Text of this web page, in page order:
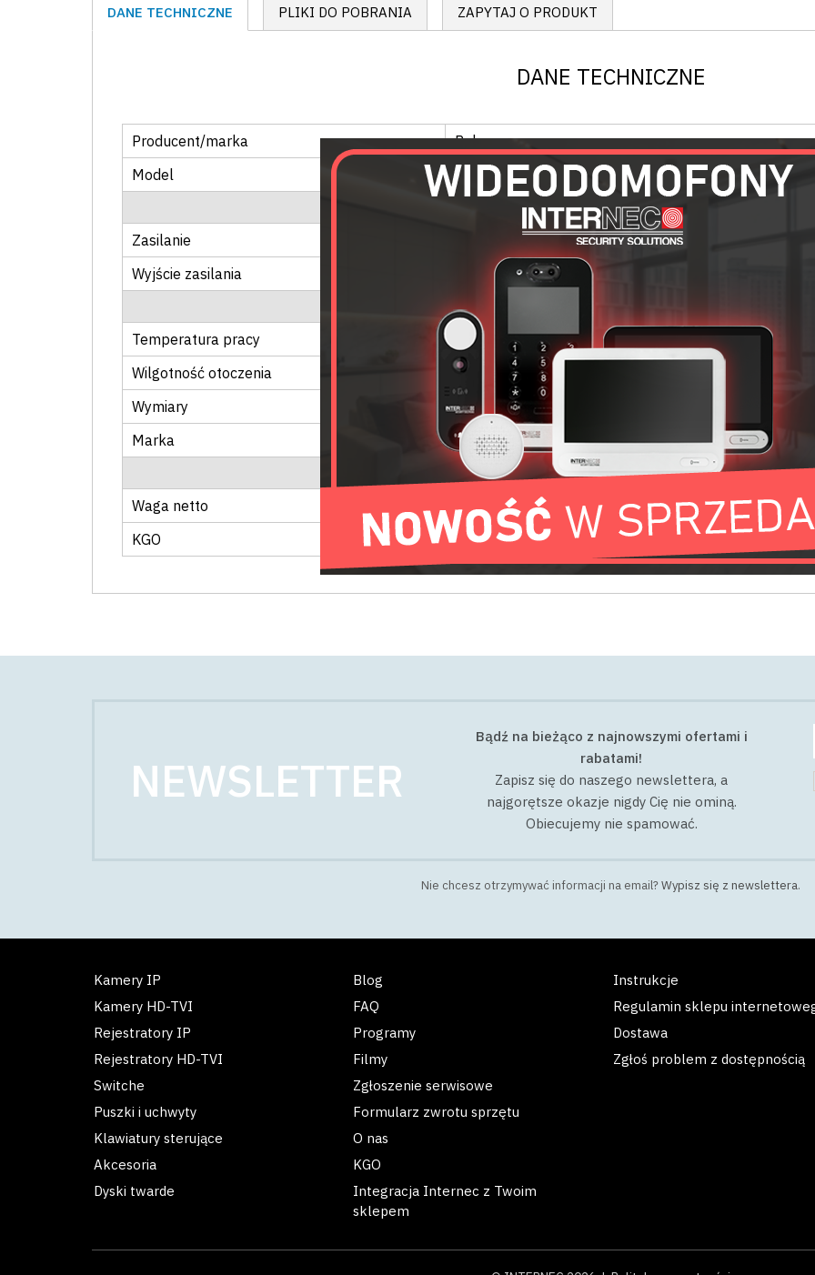
DANE TECHNICZNE PLIKI DO POBRANIA ZAPYTAJ O PRODUKT
DANE TECHNICZNE
Producent/marka
Pulsar
Model
DC/DC05
MODUŁY DO ZASILACZY
Zasilanie
12 ÷ 30 VDC
Wyjście zasilania
0.5 A / 12 VDC
OGÓLNE
Temperatura pracy
-10°C ÷ 40°C
Wilgotność otoczenia
20 ÷ 90%
Wymiary
50 x 18 x 20 mm
Marka
Pulsar
POZOSTAŁE
Waga netto
0,04 kg
KGO
0,01 zł
NEWSLETTER
Bądź na bieżąco z najnowszymi ofertami i
rabatami!
Zapisz się do naszego newslettera, a
najgorętsze okazje nigdy Cię nie ominą.
Obiecujemy nie spamować.
Nie chcesz otrzymywać informacji na email?Wypisz się z newslettera.
Kamery IP
Kamery HD-TVI
Rejestratory IP
Rejestratory HD-TVI
Switche
Puszki i uchwyty
Klawiatury sterujące
Akcesoria
Dyski twarde
Blog
FAQ
Programy
Filmy
Zgłoszenie serwisowe
Formularz zwrotu sprzętu
O nas
KGO
Integracja Internec z Twoim
sklepem
Instrukcje
Regulamin sklepu
Dostawa
Zgłoś problem z dostępnością